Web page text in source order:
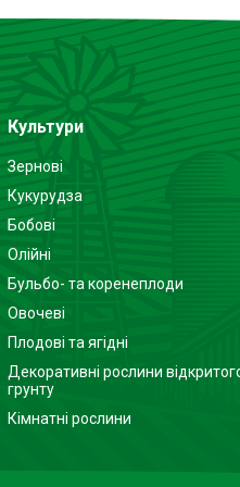
Культури
Зернові
Кукурудза
Бобові
Олійні
Бульбо- та коренеплоди
Овочеві
Плодові та ягідні
Декоративні рослини
грунту
Кімнатні рослини